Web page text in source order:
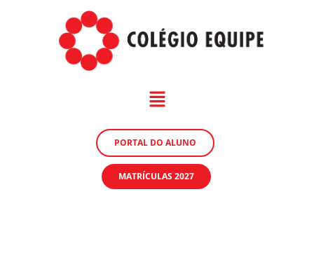
PORTAL DO ALUNO
MATRÍCULAS 2027